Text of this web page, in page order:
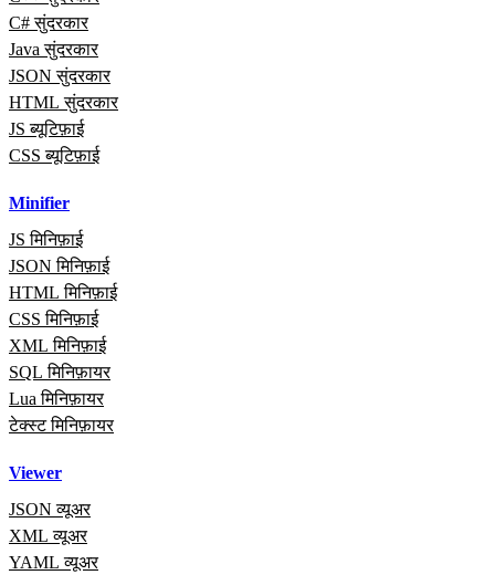
C# सुंदरकार
Java सुंदरकार
JSON सुंदरकार
HTML सुंदरकार
JS ब्यूटिफ़ाई
CSS ब्यूटिफ़ाई
Minifier
JS मिनिफ़ाई
JSON मिनिफ़ाई
HTML मिनिफ़ाई
CSS मिनिफ़ाई
XML मिनिफ़ाई
SQL मिनिफ़ायर
Lua मिनिफ़ायर
टेक्स्ट मिनिफ़ायर
Viewer
JSON व्यूअर
XML व्यूअर
YAML व्यूअर